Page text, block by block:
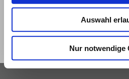
Auswahl
Nur notwendige
Datenschutz